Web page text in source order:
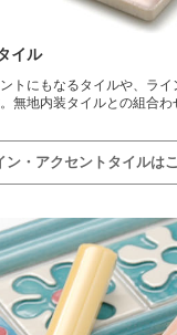
イル
トにもなるタイルや、ライ
無地内装タイルとの組合わ
ン・アクセントタイルは